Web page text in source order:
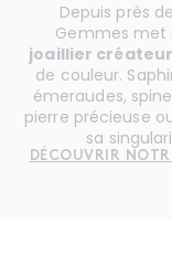
Depuis près
Gemmes met
joaillier créateur
de couleur.
émeraudes,
pierre précieuse
sa
DÉCOUVRIR